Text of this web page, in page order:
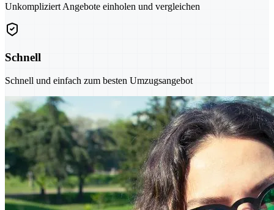
Unkompliziert Angebote einholen und vergleichen
Schnell
Schnell und einfach zum besten Umzugsangebot